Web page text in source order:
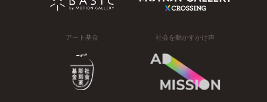
アート基金 社会を動かすかけ声